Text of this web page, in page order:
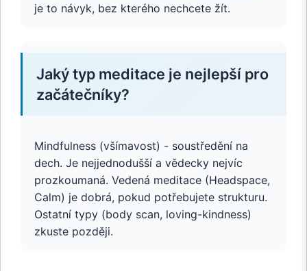
je to návyk, bez kterého nechcete žít.
Jaký typ meditace je nejlepší pro
začátečníky?
Mindfulness (všímavost) - soustředění na
dech. Je nejjednodušší a vědecky nejvíc
prozkoumaná. Vedená meditace (Headspace,
Calm) je dobrá, pokud potřebujete strukturu.
Ostatní typy (body scan, loving-kindness)
zkuste později.